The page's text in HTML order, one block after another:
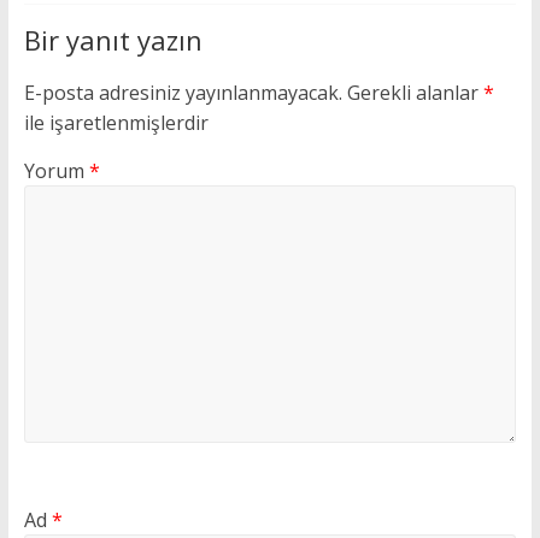
Bir yanıt yazın
E-posta adresiniz yayınlanmayacak. Gerekli alanlar*
ile işaretlenmişlerdir
Yorum *
Ad *